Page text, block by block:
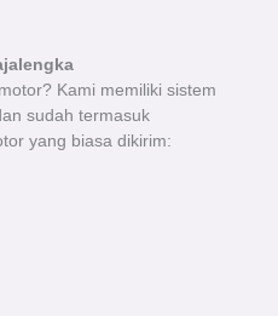
Kami memiliki sistem
sudah termasuk
yang biasa dikirim: